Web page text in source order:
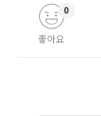
좋아요
0